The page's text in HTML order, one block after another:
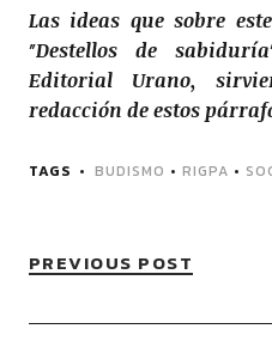
Las ideas que sobre
″Destellos de
Editorial Urano,
redacción de estos
TAGS BUDISMO • RIGPA •
PREVIOUS POST